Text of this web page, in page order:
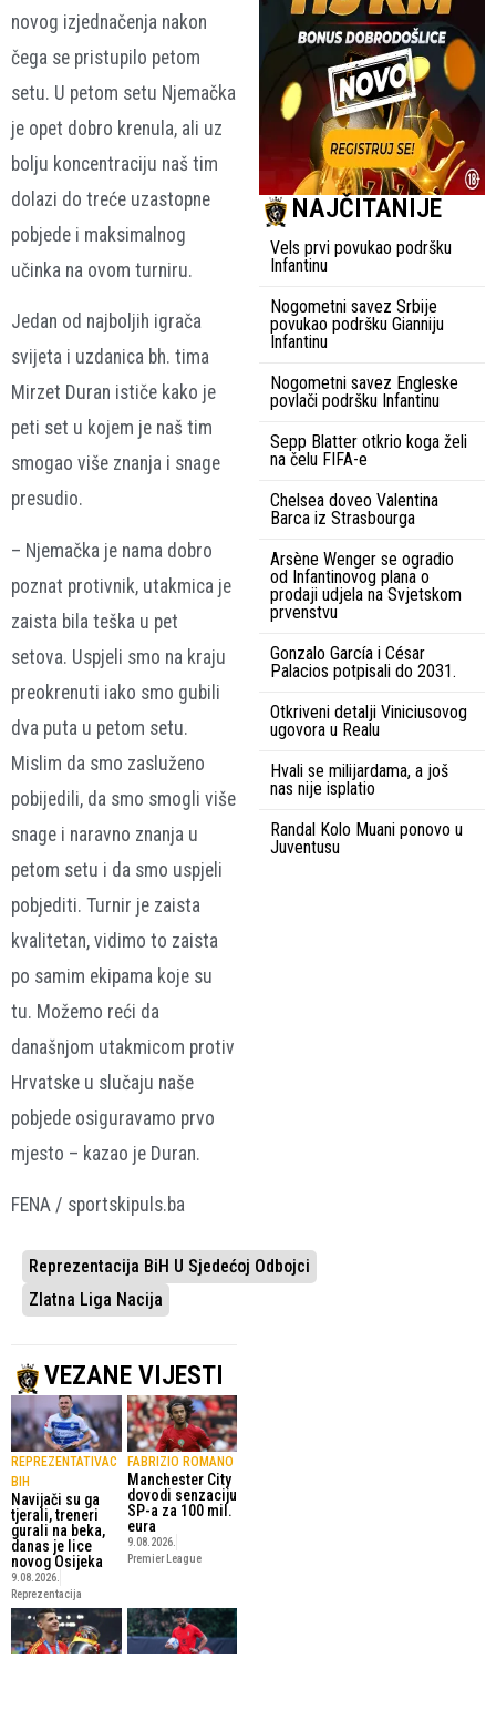
novog izjednačenja nakon
čega se pristupilo petom
setu. U petom setu Njemačka
je opet dobro krenula, ali uz
bolju koncentraciju naš tim
dolazi do treće uzastopne
pobjede i maksimalnog
učinka na ovom turniru.
Jedan od najboljih igrača
svijeta i uzdanica bh. tima
Mirzet Duran ističe kako je
peti set u kojem je naš tim
smogao više znanja i snage
presudio.
– Njemačka je nama dobro
poznat protivnik, utakmica je
zaista bila teška u pet
setova. Uspjeli smo na kraju
preokrenuti iako smo gubili
dva puta u petom setu.
Mislim da smo zasluženo
pobijedili, da smo smogli više
snage i naravno znanja u
petom setu i da smo uspjeli
pobjediti. Turnir je zaista
kvalitetan, vidimo to zaista
po samim ekipama koje su
tu. Možemo reći da
današnjom utakmicom protiv
Hrvatske u slučaju naše
pobjede osiguravamo prvo
mjesto – kazao je Duran.
FENA / sportskipuls.ba
Reprezentacija BiH U Sjedećoj Odbojci
Zlatna Liga Nacija
VEZANE VIJESTI
REPREZENTATIVAC
BIH
Navijači su ga
tjerali, treneri
gurali na beka,
danas je lice
novog Osijeka
9.08.2026.
Reprezentacija
FABRIZIO ROMANO
Manchester City
dovodi senzaciju
SP-a za 100 mil.
eura
9.08.2026.
Premier League
NAJČITANIJE
Vels prvi povukao podršku
Infantinu
Nogometni savez Srbije
povukao podršku Gianniju
Infantinu
Nogometni savez Engleske
povlači podršku Infantinu
Sepp Blatter otkrio koga želi
na čelu FIFA-e
Chelsea doveo Valentina
Barca iz Strasbourga
Arsène Wenger se ogradio
od Infantinovog plana o
prodaji udjela na Svjetskom
prvenstvu
Gonzalo García i César
Palacios potpisali do 2031.
Otkriveni detalji Viniciusovog
ugovora u Realu
Hvali se milijardama, a još
nas nije isplatio
Randal Kolo Muani ponovo u
Juventusu